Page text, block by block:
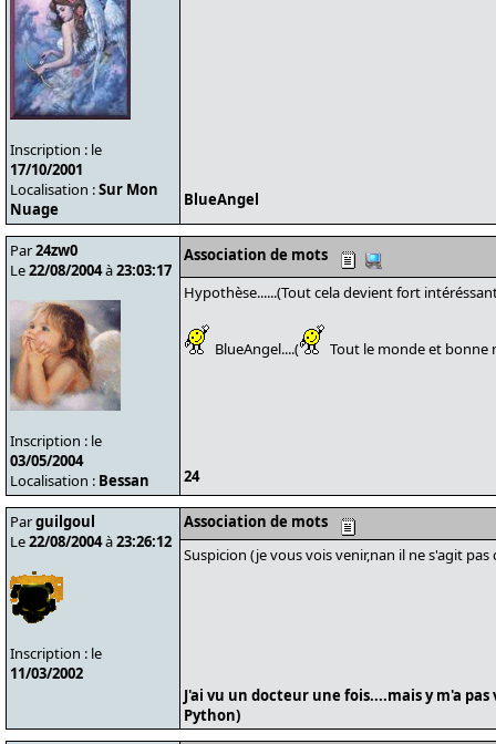
Inscription : le
17/10/2001
Localisation :Sur Mon
Nuage
BlueAngel
Par24zw0
Le22/08/2004à23:03:17
Inscription : le
03/05/2004
Localisation : Bessan
Association de mots
Hypothèse......(Tout cela devient fort
BlueAngel....( Tout le monde et bonne
24
Parguilgoul
Le22/08/2004à23:26:12
Inscription : le
11/03/2002
Association de mots
Suspicion (je vous vois venir,nan il ne s'agit
J'ai vu un docteur une fois....mais y m'a
Python)